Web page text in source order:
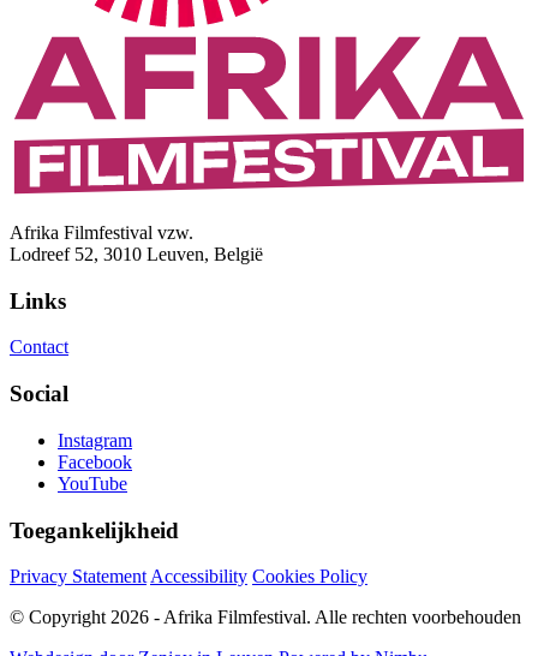
Afrika Filmfestival vzw.
Lodreef 52, 3010 Leuven, België
Links
Contact
Social
Instagram
Facebook
YouTube
Toegankelijkheid
Privacy Statement Accessibility Cookies Policy
© Copyright 2026 - Afrika Filmfestival. Alle rechten voorbehouden